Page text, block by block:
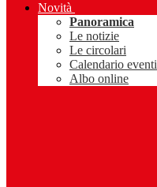
Novità
Panoramica
Le notizie
Le circolari
Calendario eventi
Albo online